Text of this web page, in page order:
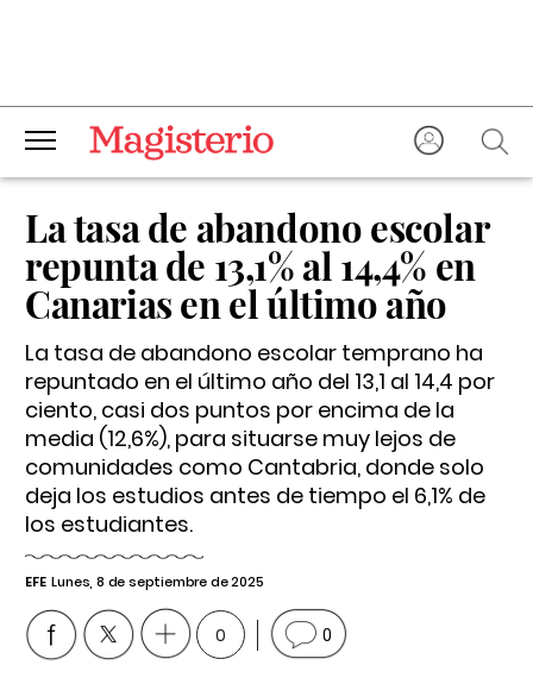
La tasa de abandono escolar
repunta de 13,1% al 14,4% en
Canarias en el último año
La tasa de abandono escolar temprano ha
repuntado en el último año del 13,1 al 14,4 por
ciento, casi dos puntos por encima de la
media (12,6%), para situarse muy lejos de
comunidades como Cantabria, donde solo
deja los estudios antes de tiempo el 6,1% de
los estudiantes.
EFE Lunes, 8 de septiembre de 2025
0 0